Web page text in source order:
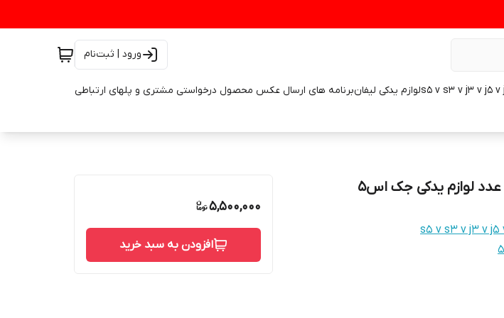
ورود | ثبت‌نام
لوازم یدکی لیفانبرنامه های ارسال عکس محصول درخواستی مشتری و پلهای ارتباطی
5,500,000
افزودن به سبد خرید